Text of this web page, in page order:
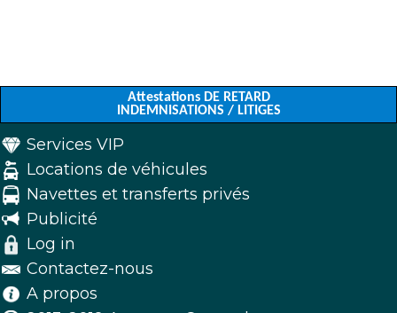
Attestations DE RETARD
INDEMNISATIONS / LITIGES
Services VIP
Locations de véhicules
Navettes et transferts privés
Publicité
Log in
Contactez-nous
A propos